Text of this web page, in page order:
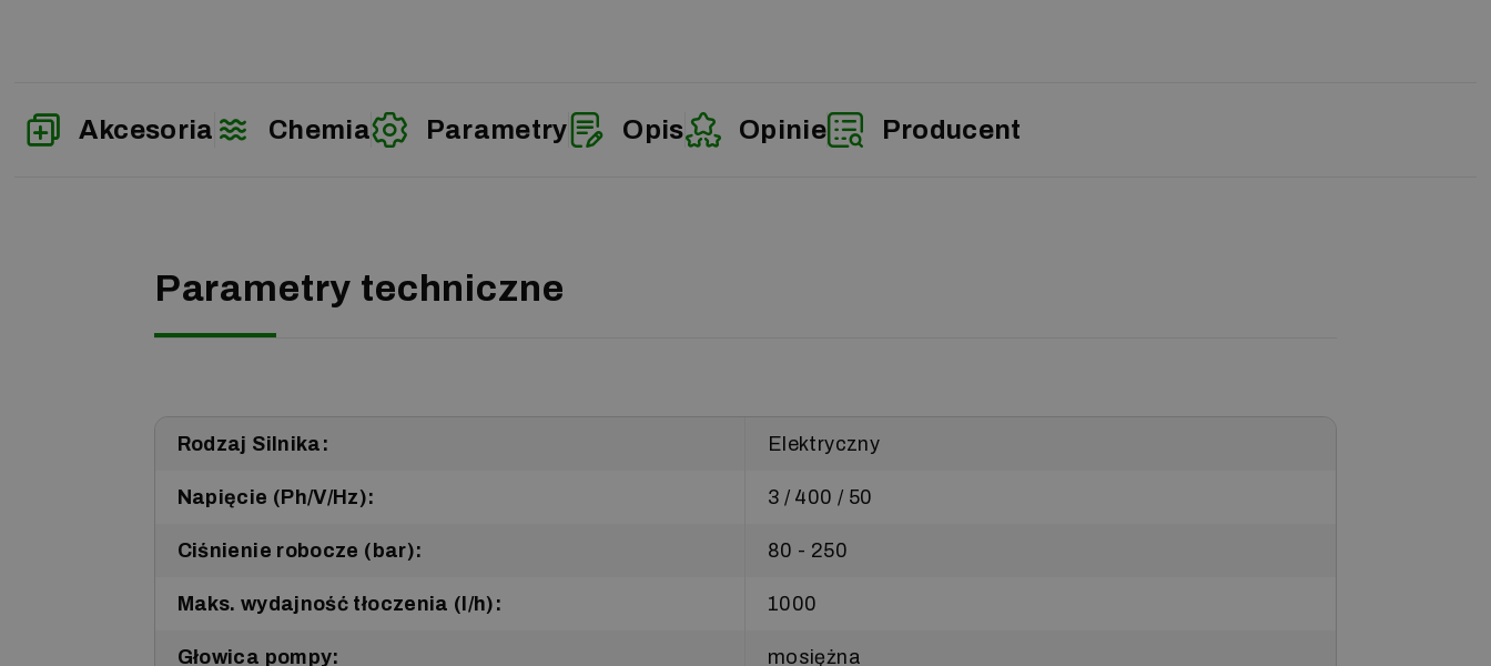
Akcesoria Chemia Parametry Opis Opinie Producent
Parametry techniczne
Rodzaj Silnika: Elektryczny
Napięcie (Ph/V/Hz): 3 / 400 / 50
Ciśnienie robocze (bar): 80 - 250
Maks. wydajność tłoczenia (l/h): 1000
Głowica pompy: mosiężna